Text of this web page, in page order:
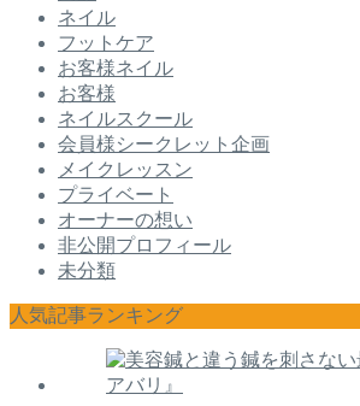
ネイル
フットケア
お客様ネイル
お客様
ネイルスクール
会員様シークレット企画
メイクレッスン
プライベート
オーナーの想い
非公開プロフィール
未分類
人気記事ランキング